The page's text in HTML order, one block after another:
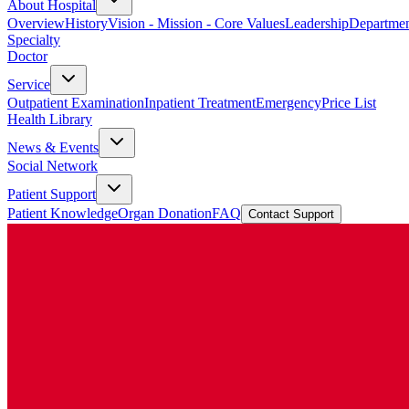
About Hospital
OverviewHistoryVision - Mission - Core ValuesLeadership
Specialty
Doctor
Service
Outpatient ExaminationInpatient TreatmentEmergencyPrice List
Health Library
News & Events
Social Network
Patient Support
Patient KnowledgeOrgan DonationFAQ Contact Support